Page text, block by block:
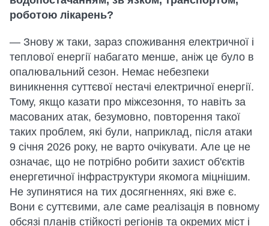
роботою лікарень?
— Знову ж таки, зараз споживання електричної і
теплової енергії набагато менше, аніж це було в
опалювальний сезон. Немає небезпеки
виникнення суттєвої нестачі електричної енергії.
Тому, якщо казати про міжсезоння, то навіть за
масованих атак, безумовно, повторення такої
таких проблем, які були, наприклад, після атаки
9 січня 2026 року, не варто очікувати. Але це не
означає, що не потрібно робити захист об'єктів
енергетичної інфраструктури якомога міцнішим.
Не зупинятися на тих досягненнях, які вже є.
Вони є суттєвими, але саме реалізація в повному
обсязі планів стійкості регіонів та окремих міст і